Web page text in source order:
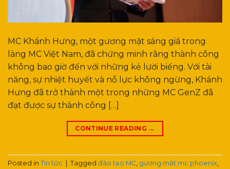
MC Khánh Hưng, một gương mặt sáng giá trong
làng MC Việt Nam, đã chứng minh rằng thành công
không bao giờ đến với những kẻ lười biếng. Với tài
năng, sự nhiệt huyết và nỗ lực không ngừng, Khánh
Hưng đã trở thành một trong những MC GenZ đã
đạt được sự thành công […]
CONTINUE READING →
Posted in Tin tức Tagged đào tạo MC, gương mặt mc phoenix,